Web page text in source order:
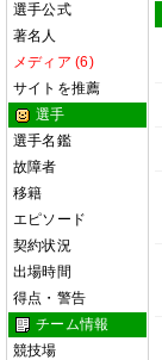
選手公式
著名人
メディア (6)
サイトを推薦
選手
選手名鑑
故障者
移籍
エピソード
契約状況
出場時間
得点・警告
チーム情報
競技場